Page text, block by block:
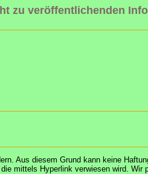
zu veröffentlichenden
Aus diesem Grund kann keine
mittels Hyperlink verwiesen wird.